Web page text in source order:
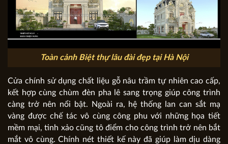
Toàn cảnh Biệt thự lâu đài đẹp tại Hà Nội
Cửa chính sử dụng chất liệu gỗ nâu trầm tự nhiên cao cấp,
kết hợp cùng chùm đèn pha lê sang trọng giúp công trình
càng trở nên nổi bật. Ngoài ra, hệ thống lan can sắt mạ
vàng được chế tác vô cùng công phu với những họa tiết
mềm mại, tinh xảo cũng tô điểm cho công trình trở nên bắt
mắt vô cùng. Chính nét thiết kế này đã giúp làm dịu dàng